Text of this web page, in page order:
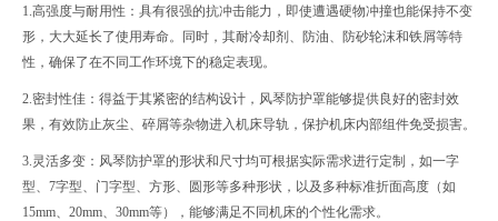
1.高强度与耐用性：具有很强的抗冲击能力，即使遭遇硬物冲撞也能保持不变
形，大大延长了使用寿命。同时，其耐冷却剂、防油、防砂轮沫和铁屑等特
性，确保了在不同工作环境下的稳定表现。
2.密封性佳：得益于其紧密的结构设计，风琴防护罩能够提供良好的密封效
果，有效防止灰尘、碎屑等杂物进入机床导轨，保护机床内部组件免受损害。
3.灵活多变：风琴防护罩的形状和尺寸均可根据实际需求进行定制，如一字
型、7字型、门字型、方形、圆形等多种形状，以及多种标准折面高度（如
15mm、20mm、30mm等），能够满足不同机床的个性化需求。